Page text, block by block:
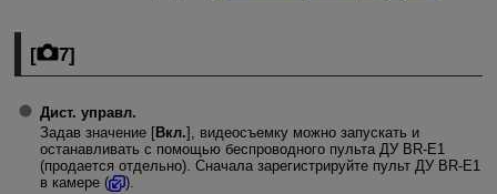
[ 7]
Дист. управл.
Задав значение [Вкл.], видеосъемку можно запускать и
останавливать с помощью беспроводного пульта ДУ BR-E1
(продается отдельно). Сначала зарегистрируйте пульт ДУ BR-E1
в камере (
).